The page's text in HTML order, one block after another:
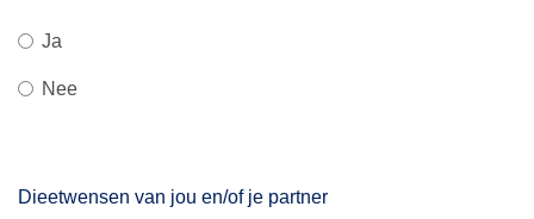
Ja
Nee
Dieetwensen van jou en/of je partner